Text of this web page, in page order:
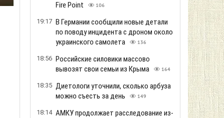
Fire Point
106
19:17 В Германии сообщили новые детали
по поводу инцидента с дроном около
украинского самолета
136
18:56 Российские силовики массово
вывозят свои семьи из Крыма
164
18:35 Диетологи уточнили, сколько арбуза
можно съесть за день
149
18:14 АМКУ продолжает расследование из-